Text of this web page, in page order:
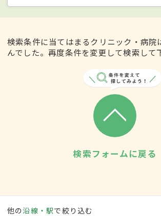
検索条件に当てはまるクリニック・病院
んでした。再度条件を変更して検索して
検索フォームに戻る
他の沿線・駅で絞り込む